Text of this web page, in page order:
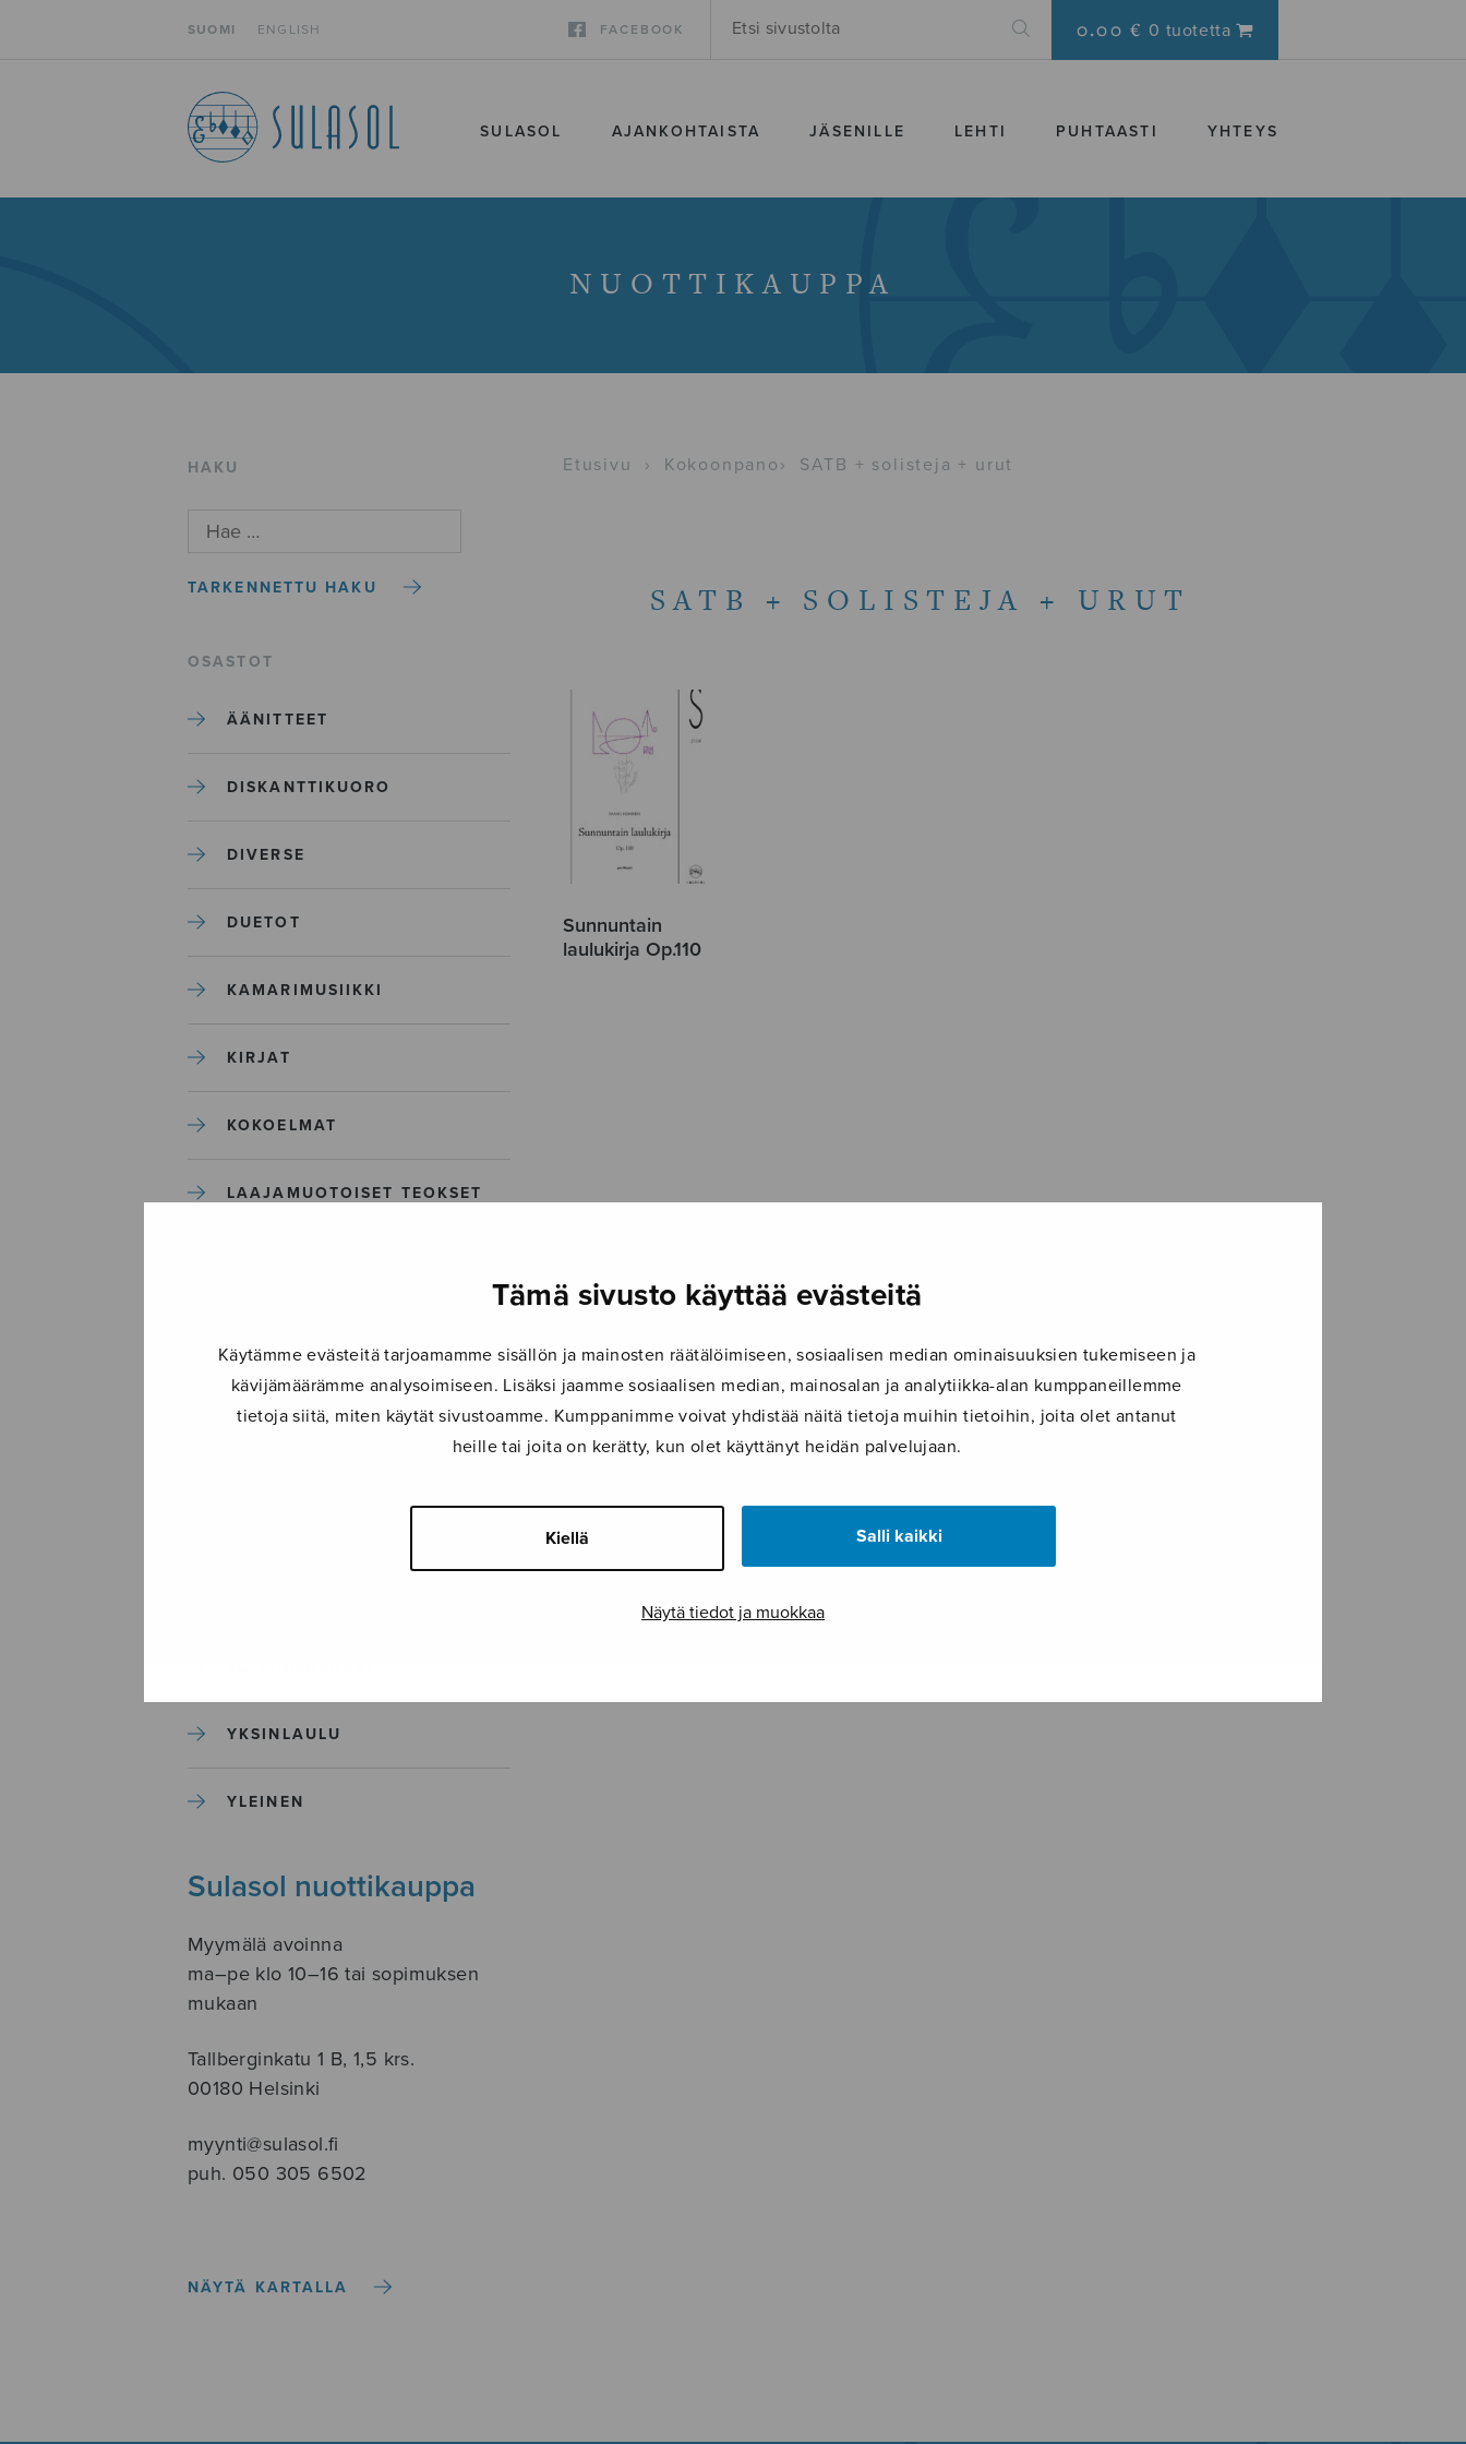
Tämä sivusto käyttää evästeitä
Käytämme evästeitä tarjoamamme sisällön ja mainosten räätälöimiseen, sosiaalisen median ominaisuuksien tukemiseen ja
kävijämäärämme analysoimiseen. Lisäksi jaamme sosiaalisen median, mainosalan ja analytiikka-alan kumppaneillemme
tietoja siitä, miten käytät sivustoamme. Kumppanimme voivat yhdistää näitä tietoja muihin tietoihin, joita olet antanut
heille tai joita on kerätty, kun olet käyttänyt heidän palvelujaan.
Kiellä Salli kaikki
Näytä tiedot ja muokkaa
SUOMI ENGLISH FACEBOOK 0.00 € 0 tuotetta
SULASOL AJANKOHTAISTA JÄSENILLE LEHTI PUHTAASTI YHTEYS
NUOTTIKAUPPA
HAKU
TARKENNETTU HAKU
OSASTOT
ÄÄNITTEET
DISKANTTIKUORO
DIVERSE
DUETOT
KAMARIMUSIIKKI
KIRJAT
KOKOELMAT
LAAJAMUOTOISET TEOKSET
MUUT
YKSINLAULU
YLEINEN
Sulasol nuottikauppa
Myymälä avoinna
ma–pe klo 10–16 tai sopimuksen
mukaan
Tallberginkatu 1 B, 1,5 krs.
00180 Helsinki
myynti@sulasol.fi
puh. 050 305 6502
NÄYTÄ KARTALLA
Etusivu › Kokoonpano › SATB + solisteja + urut
SATB + SOLISTEJA + URUT
Sunnuntain
laulukirja Op.110